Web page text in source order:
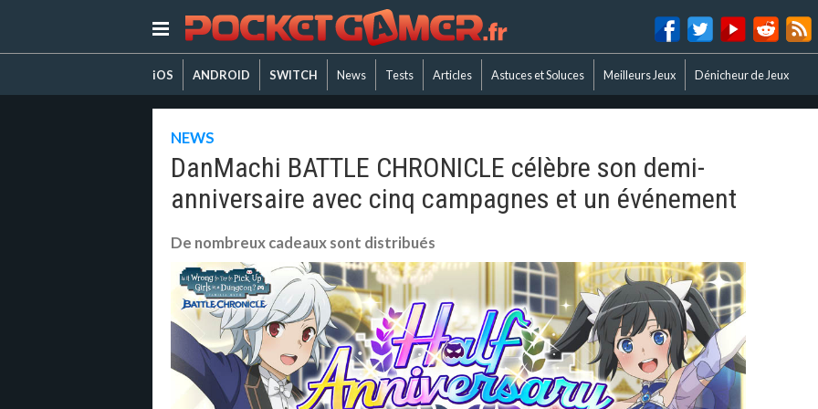
iOS ANDROID SWITCH News Tests Articles Astuces et Soluces Meilleurs Jeux Dénicheur de Jeux
NEWS
DanMachi BATTLE CHRONICLE célèbre son demi-
anniversaire avec cinq campagnes et un événement
De nombreux cadeaux sont distribués